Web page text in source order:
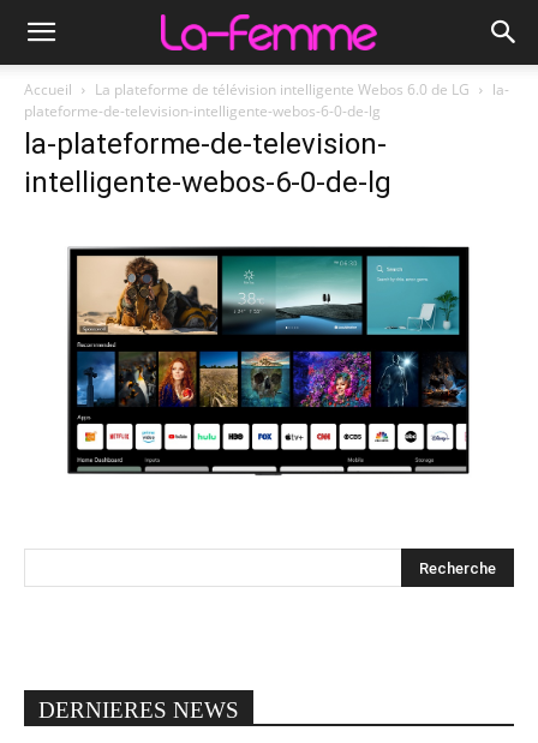
Accueil La plateforme de télévision intelligente Webos 6.0 de LG
la-
plateforme-de-television-intelligente-webos-6-0-de-lg
la-plateforme-de-television-
intelligente-webos-6-0-de-lg
DERNIERES NEWS